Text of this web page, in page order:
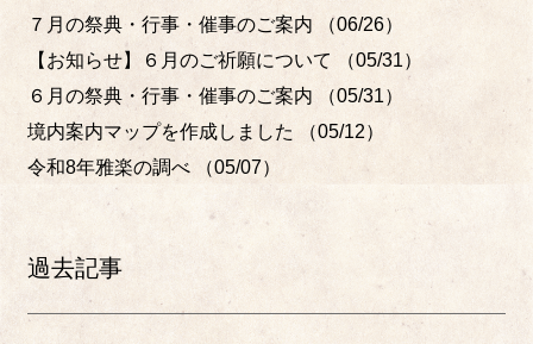
７月の祭典・行事・催事のご案内
（06/26）
【お知らせ】６月のご祈願について
（05/31）
６月の祭典・行事・催事のご案内
（05/31）
境内案内マップを作成しました
（05/12）
令和8年雅楽の調べ
（05/07）
過去記事